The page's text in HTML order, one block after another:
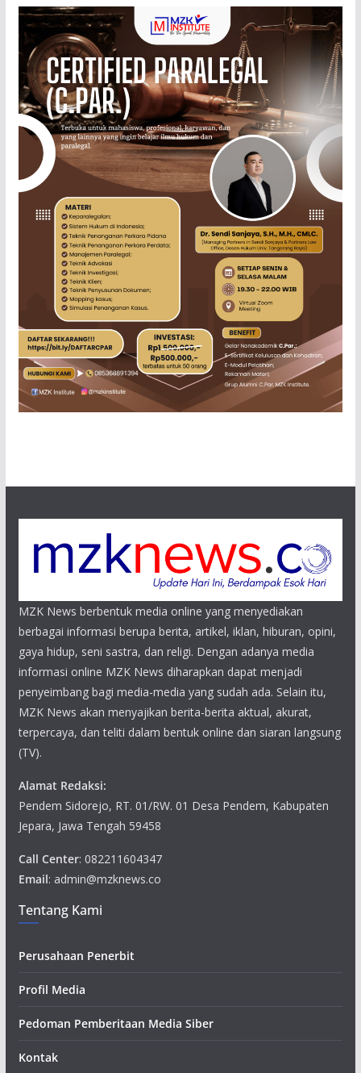
MZK News berbentuk media online yang menyediakan
berbagai informasi berupa berita, artikel, iklan, hiburan, opini,
gaya hidup, seni sastra, dan religi. Dengan adanya media
informasi online MZK News diharapkan dapat menjadi
penyeimbang bagi media-media yang sudah ada. Selain itu,
MZK News akan menyajikan berita-berita aktual, akurat,
terpercaya, dan teliti dalam bentuk online dan siaran langsung
(TV).
Alamat Redaksi:
Pendem Sidorejo, RT. 01/RW. 01 Desa Pendem, Kabupaten
Jepara, Jawa Tengah 59458
Call Center: 082211604347
Email: admin@mzknews.co
Tentang Kami
Perusahaan Penerbit
Profil Media
Pedoman Pemberitaan Media Siber
Kontak